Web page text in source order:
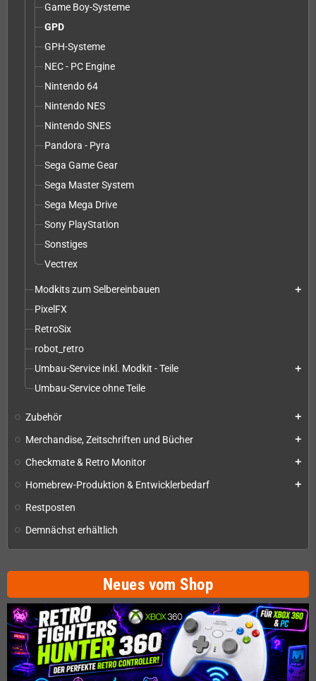
Game Boy-Systeme
GPD
GPH-Systeme
NEC - PC Engine
Nintendo 64
Nintendo NES
Nintendo SNES
Pandora - Pyra
Sega Game Gear
Sega Master System
Sega Mega Drive
Sony PlayStation
Sonstiges
Vectrex
Modkits zum Selbereinbauen add
PixelFX
RetroSix
robot_retro
Umbau-Service inkl. Modkit - Teile
add
Umbau-Service ohne Teile
Zubehör add
Merchandise, Zeitschriften und Bücher add
Checkmate & Retro Monitor add
Homebrew-Produktion & Entwicklerbedarf add
Restposten
Demnächst erhältlich
Neues vom Shop